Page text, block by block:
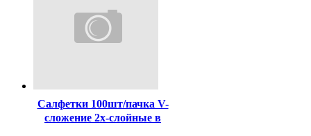
Салфетки 100шт/пачка V-
сложение 2х-слойные в